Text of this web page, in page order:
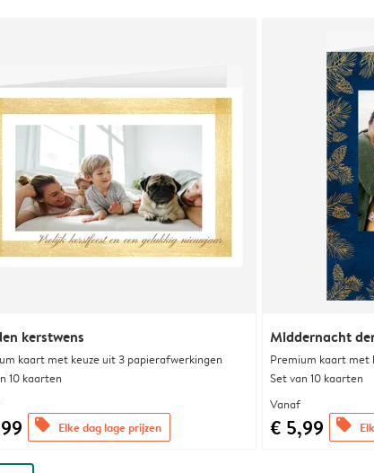
kerstwens
kaart met keuze uit 3 papierafwerkingen
10 kaarten
offers Elke dag lage prijzen
Middernacht
Premium kaart met
Set van 10 kaarten
Vanaf
€ 5,99 offers